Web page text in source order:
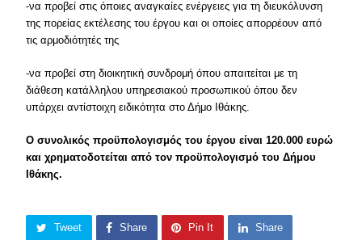
-να προβεί στις όποιες αναγκαίες ενέργειες για τη διευκόλυνση
της πορείας εκτέλεσης του έργου και οι οποίες απορρέουν από
τις αρμοδιότητές της
-να προβεί στη διοικητική συνδρομή όπου απαιτείται με τη
διάθεση κατάλληλου υπηρεσιακού προσωπικού όπου δεν
υπάρχει αντίστοιχη ειδικότητα στο Δήμο Ιθάκης.
Ο συνολικός προϋπολογισμός του έργου είναι 120.000 ευρώ
και χρηματοδοτείται από τον προϋπολογισμό του Δήμου
Ιθάκης.
Tweet Share Pin It Share